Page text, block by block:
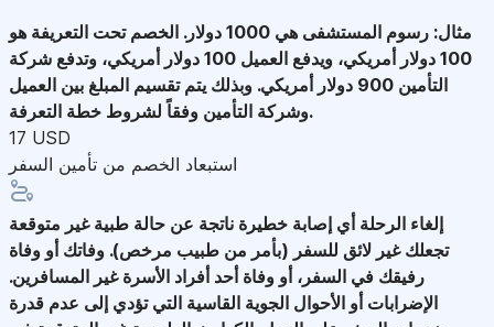
مثال: رسوم المستشفى هي 1000 دولار. الخصم تحت التعريفة هو
100 دولار أمريكي، ويدفع العميل 100 دولار أمريكي، وتدفع شركة
التأمين 900 دولار أمريكي. وبذلك يتم تقسيم المبلغ بين العميل
وشركة التأمين وفقاً لشروط خطة التعرفة.
17 USD
استبعاد الخصم من تأمين السفر
إلغاء الرحلة أي إصابة خطيرة ناتجة عن حالة طبية غير متوقعة
تجعلك غير لائق للسفر (بأمر من طبيب مرخص). وفاتك أو وفاة
رفيقك في السفر، أو وفاة أحد أفراد الأسرة غير المسافرين.
الإضرابات أو الأحوال الجوية القاسية التي تؤدي إلى عدم قدرة